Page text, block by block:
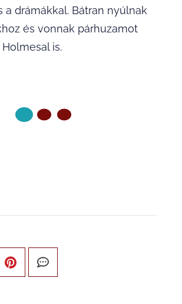
a drámákkal. Bátran nyúlnak
és vonnak párhuzamot
is.